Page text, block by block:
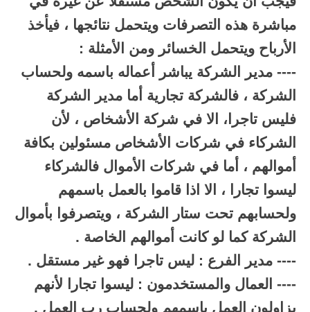
مباشرة هذه التصرفات ويتحمل نتائجها ، فيأخذ
الأرباح ويتحمل الخسائر ومن الأمثلة :
---- مدير الشركة يباشر أعماله باسمه ولحساب
الشركة ، فالشركة تجارية أما مدير الشركة
فليس تاجرا، الا في شركة الأشخاص ، لأن
الشركاء في شركات الأشخاص مسئولين بكافة
أموالهم ، أما في شركات الأموال فالشركاء
ليسوا تجارا ، الا اذا قاموا بالعمل باسمهم
ولحسابهم تحت ستار الشركة ، ويتصرفوا بأموال
الشركة كما لو كانت أموالهم الخاصة .
---- مدير الفرع : ليس تاجرا فهو غير مستقل .
---- العمال والمستخدمون : ليسوا تجارا لأنهم
يزاولون العمل باسمهم ولحساب رب العمل .